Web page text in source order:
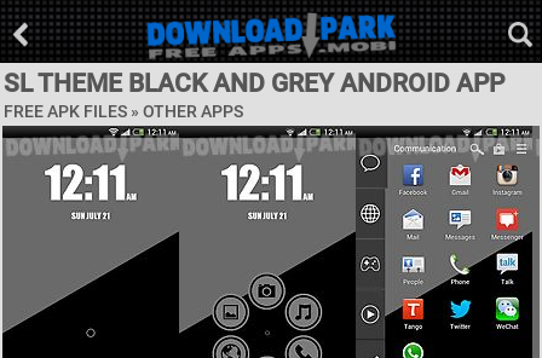
SL THEME BLACK AND GREY ANDROID APP
FREE APK FILES » OTHER APPS